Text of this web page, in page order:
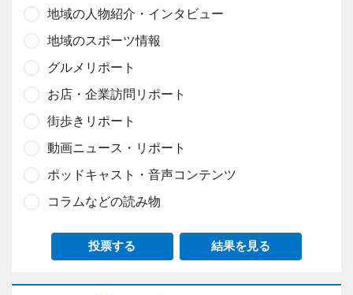
地域の人物紹介・インタビュー
地域のスポーツ情報
グルメリポート
お店・企業訪問リポート
街歩きリポート
動画ニュース・リポート
ポッドキャスト・音声コンテンツ
コラムなどの読み物
投票する 結果を見る